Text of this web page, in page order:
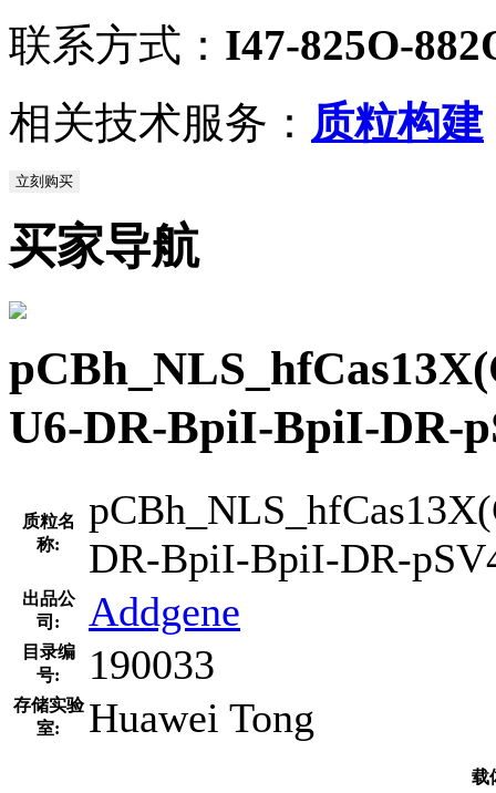
联系方式： I47-825O-
相关技术服务： 质粒构建
立刻购买
买家导航
U6-DR-BpiI-BpiI-DR-
质粒名
称:
DR-BpiI-BpiI-DR-
出品公
司:
Addgene
目录编
号:
190033
存储实验
室:
Huawei Tong
载